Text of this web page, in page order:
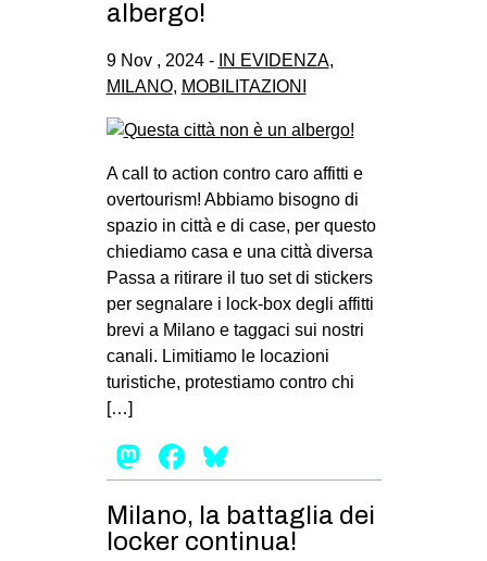
albergo!
9 Nov , 2024 - IN EVIDENZA,
MILANO, MOBILITAZIONI
A call to action contro caro affitti e
overtourism! Abbiamo bisogno di
spazio in città e di case, per questo
chiediamo casa e una città diversa
Passa a ritirare il tuo set di stickers
per segnalare i lock-box degli affitti
brevi a Milano e taggaci sui nostri
canali. Limitiamo le locazioni
turistiche, protestiamo contro chi
[…]
Mastodon
Facebook
Milano, la battaglia dei
locker continua!